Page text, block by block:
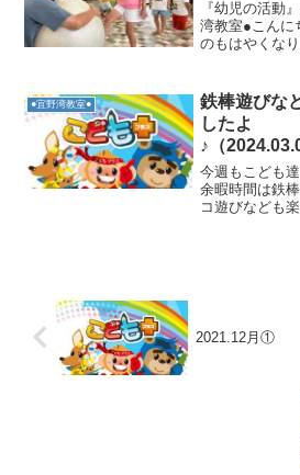
『幼児の活動
湾教室●こんに
のもはやくな
していきます
投げ』🍎まず
●宜野湾教室●
鉄棒遊びな
したよ
♪（
今週もこども
余暇時間は鉄
コ遊びなども
2021.12月①